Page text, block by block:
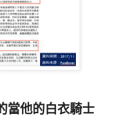
當他的白衣騎士